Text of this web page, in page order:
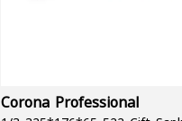
Corona Professional